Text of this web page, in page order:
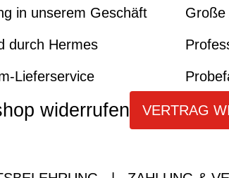
in unserem Geschäft
durch Hermes
Lieferservice
Große
widerrufen VERTRAG